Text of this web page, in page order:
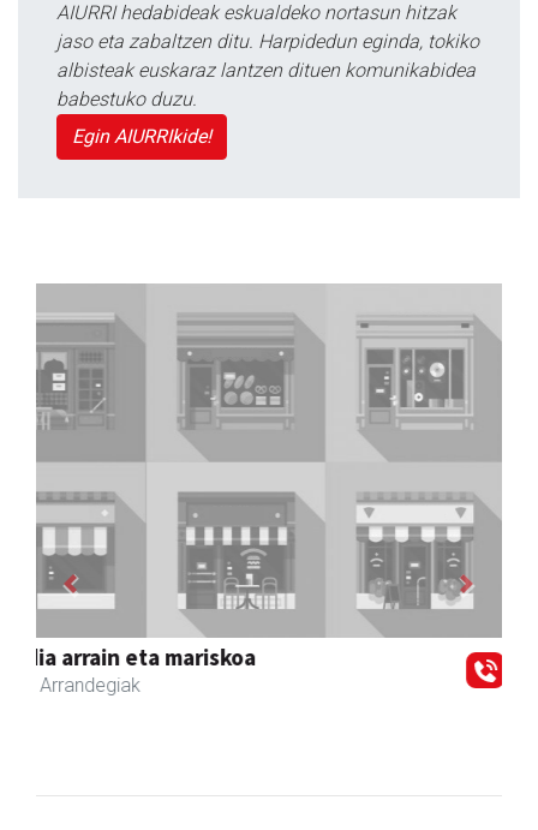
AIURRI hedabideak eskualdeko nortasun hitzak
jaso eta zabaltzen ditu. Harpidedun eginda, tokiko
albisteak euskaraz lantzen dituen komunikabidea
babestuko duzu.
Egin AIURRIkide!
Joxean harategia
Zizurkil - Harategiak
Previous Next